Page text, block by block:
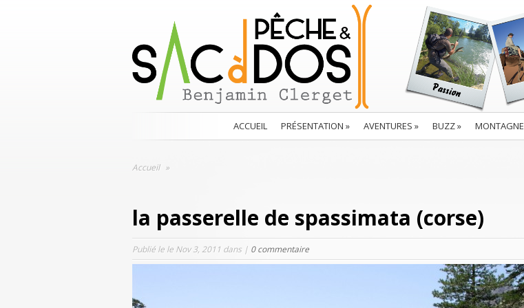
ACCUEIL PRÉSENTATION » AVENTURES » BUZZ» MONTAGNE
Accueil »
la passerelle de spassimata (corse)
Publié le le Nov 3, 2011 dans | 0 commentaire